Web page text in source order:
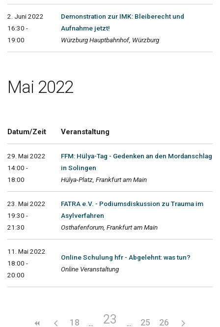
2. Juni 2022
16:30 -
19:00
Demonstration zur IMK: Bleiberecht und
Aufnahme jetzt!
Würzburg Hauptbahnhof, Würzburg
Mai 2022
Datum/Zeit Veranstaltung
29. Mai 2022
14:00 -
18:00
FFM: Hülya-Tag - Gedenken an den Mordanschlag
in Solingen
Hülya-Platz, Frankfurt am Main
23. Mai 2022
19:30 -
21:30
FATRA e.V. - Podiumsdiskussion zu Trauma im
Asylverfahren
Osthafenforum, Frankfurt am Main
11. Mai 2022
18:00 -
20:00
Online Schulung hfr - Abgelehnt: was tun?
Online Veranstaltung
18 23 25 26